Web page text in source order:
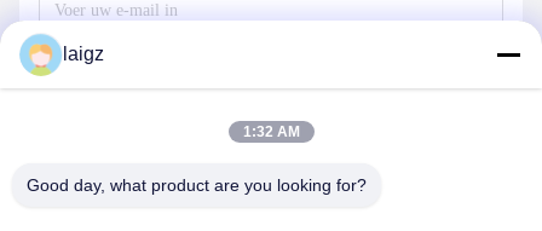
Stuur
laigz
1:32 AM
Good day, what product are you looking for?